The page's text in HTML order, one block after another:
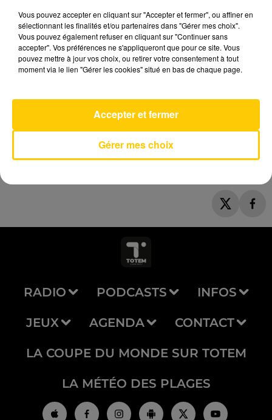
TEMPER CITY
RADIO PODCASTS INFOS
JEUX AGENDA CONTACT
LA COUPE DU MONDE SUR TOTEM
LA MÉTÉO DES PLAGES
Vous pouvez accepter en cliquant sur "Accepter et fermer", ou affiner en
sélectionnant les finalités et/ou partenaires dans "Gérer mes choix".
Vous pouvez également refuser en cliquant sur "Continuer sans
accepter". Vos préférences ne s'appliqueront que pour ce site. Vous
pouvez mettre à jour vos choix, ou retirer votre consentement à tout
moment via le lien "Gérer les cookies" situé en bas de chaque page.
Gérer mes choix
Accepter et fermer